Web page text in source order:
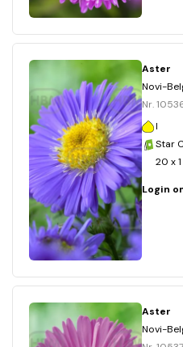
Aster
Novi-
Nr.
I
Star
20 x 1
Login
Aster
Novi-